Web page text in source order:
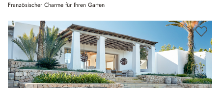
Französischer Charme für Ihren Garten